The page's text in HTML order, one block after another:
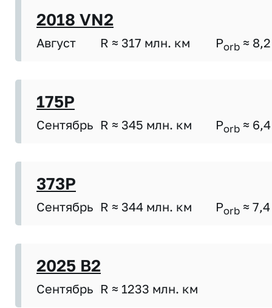
2018 VN2
Август R ≈ 317 млн. км Porb ≈ 8,2
175P
Сентябрь R ≈ 345 млн. км Porb ≈ 6,4
373P
Сентябрь R ≈ 344 млн. км Porb ≈ 7,4
2025 B2
Сентябрь R ≈ 1233 млн. км